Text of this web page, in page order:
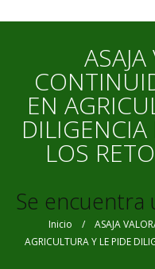
EN
DILIGENCIA
LOS
Se
Inicio / ASAJA
AGRICULTURA Y LE PIDE